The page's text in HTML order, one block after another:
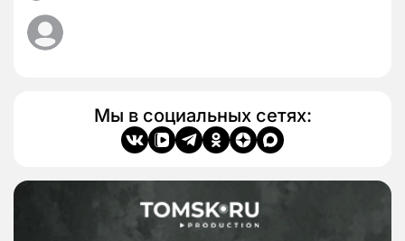
Мы в социальных сетях: